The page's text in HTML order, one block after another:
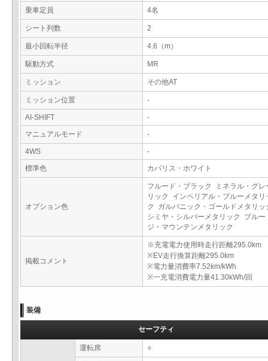
乗車定員 4名
シート列数 2
最小回転半径 4.6（m）
駆動方式 MR
ミッション その他AT
ミッション位置 -
AI-SHIFT
-
マニュアルモード
-
4WS
-
標準色
カパリス・ホワイト
オプション色
フルード・ブラック ミネラル・グレ
リック インペリアル・ブルーメタリ
ク ガルバニック・ゴールドメタリ
シミヤ・シルバーメタリック ブルー
ジ・マウンテンメタリック
掲載コメント
※充電電力使用時走行距離295.0km
※EV走行換算距離295.0km
※電力量消費率7.52km/kWh
※一充電消費電力量41.30kWh/回
装備
セーフティ
運転席 ○